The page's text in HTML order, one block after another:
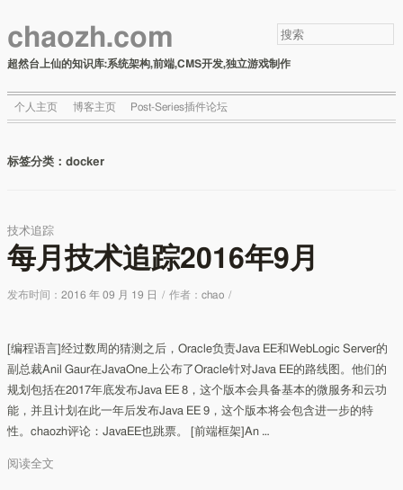
chaozh.com
超然台上仙的知识库:系统架构,前端,CMS开发,独立游戏制作
个人主页 博客主页 Post-Series插件论坛
标签分类：docker
技术追踪
每月技术追踪2016年9月
发布时间：2016 年 09 月 19 日 / 作者：chao /
[编程语言]经过数周的猜测之后，Oracle负责Java EE和WebLogic Server的
副总裁Anil Gaur在JavaOne上公布了Oracle针对Java EE的路线图。他们的
规划包括在2017年底发布Java EE 8，这个版本会具备基本的微服务和云功
能，并且计划在此一年后发布Java EE 9，这个版本将会包含进一步的特
性。chaozh评论：JavaEE也跳票。 [前端框架]An …
阅读全文